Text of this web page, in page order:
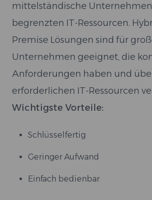
mittelständische
begrenzten IT-Ressourcen.
Premise Lösungen sind für
Unternehmen geeignet, die
Anforderungen haben und
erforderlichen IT-Ressourcen
Wichtigste Vorteile:
Schlüsselfertig
Geringer Aufwand
Einfach bedienbar